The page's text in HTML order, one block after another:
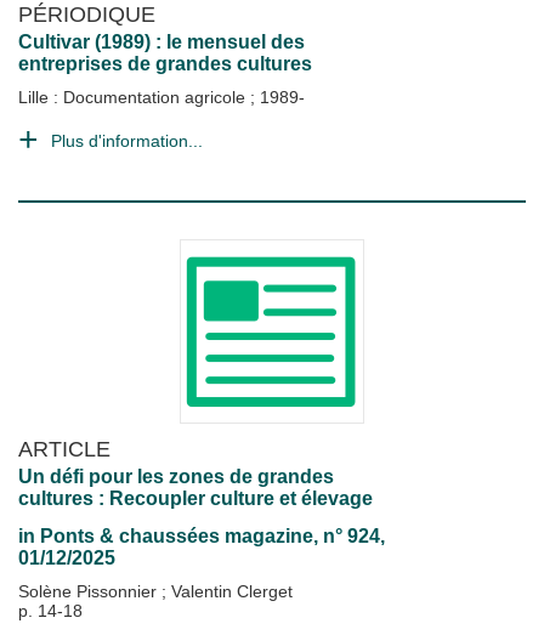
PÉRIODIQUE
Cultivar (1989) : le mensuel des
entreprises de grandes cultures
Lille : Documentation agricole ; 1989-
Plus d'information...
ARTICLE
Un défi pour les zones de grandes
cultures : Recoupler culture et élevage
in Ponts & chaussées magazine, n° 924,
01/12/2025
Solène Pissonnier ; Valentin Clerget
p. 14-18